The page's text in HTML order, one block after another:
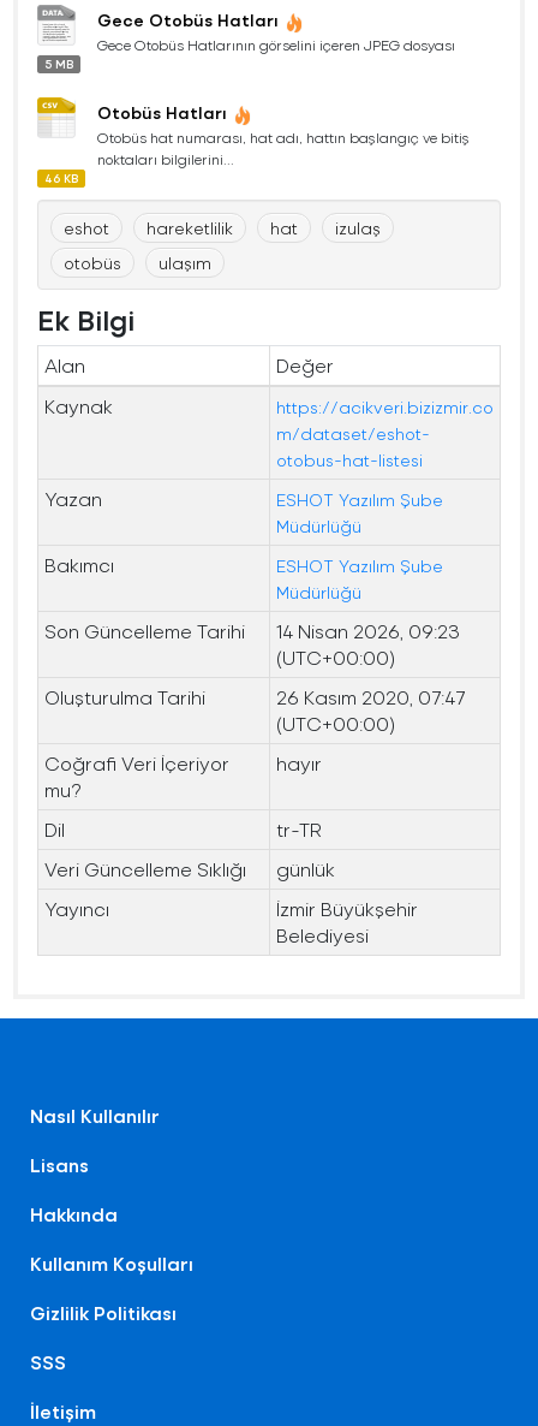
Gece Otobüs Hatları
Gece Otobüs Hatlarının görselini içeren JPEG dosyası
5 MB
Otobüs Hatları
Otobüs hat numarası, hat adı, hattın başlangıç ve bitiş
noktaları bilgilerini...
46 KB
eshot hareketlilik hat
izulaş
otobüs
ulaşım
Ek Bilgi
Alan
Değer
Kaynak
https://acikveri.bizizmir.co
m/dataset/eshot-
otobus-hat-listesi
Yazan
ESHOT Yazılım Şube
Müdürlüğü
Bakımcı
ESHOT Yazılım Şube
Müdürlüğü
Son Güncelleme Tarihi
14 Nisan 2026, 09:23
(UTC+00:00)
Oluşturulma Tarihi
26 Kasım 2020, 07:47
(UTC+00:00)
Coğrafi Veri İçeriyor
mu?
hayır
Dil
tr-TR
Veri Güncelleme Sıklığı
günlük
Yayıncı
İzmir Büyükşehir
Belediyesi
Nasıl Kullanılır
Lisans
Hakkında
Kullanım Koşulları
Gizlilik Politikası
SSS
İletişim